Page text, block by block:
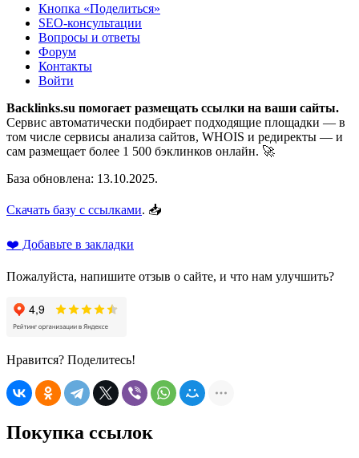
Кнопка «Поделиться»
SEO-консультации
Вопросы и ответы
Форум
Контакты
Войти
Backlinks.su помогает размещать ссылки на ваши сайты.
Сервис автоматически подбирает подходящие площадки — в
том числе сервисы анализа сайтов, WHOIS и редиректы — и
сам размещает более 1 500 бэклинков онлайн. 🚀
База обновлена: 13.10.2025.
Скачать базу с ссылками. 📥
❤️ Добавьте в закладки
Пожалуйста, напишите отзыв о сайте, и что нам улучшить?
Нравится? Поделитесь!
Покупка ссылок